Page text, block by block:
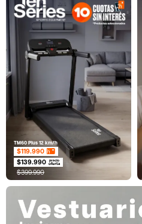
TM60 Plus 12 km/h
$119.990
$139.990
$399.990